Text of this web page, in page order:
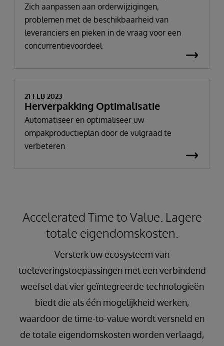
Zich aanpassen aan orderwijzigingen,
problemen met de beschikbaarheid van
leveranciers en pieken in de vraag voor een
concurrentievoordeel
21 FEB 2023
Herverpakking Optimalisatie
Automatiseer en optimaliseer uw
ompakproductieplan door de vulgraad te
verbeteren
Accelerated Time to Value. Lagere
totale eigendomskosten.
Versterk uw ecosysteem van
toeleveringstoepassingen met een verbindend
weefsel dat vier geïntegreerde technologieën
biedt die als één mogelijkheid werken,
waardoor de time-to-value wordt versneld en
de totale eigendomskosten worden verlaagd,